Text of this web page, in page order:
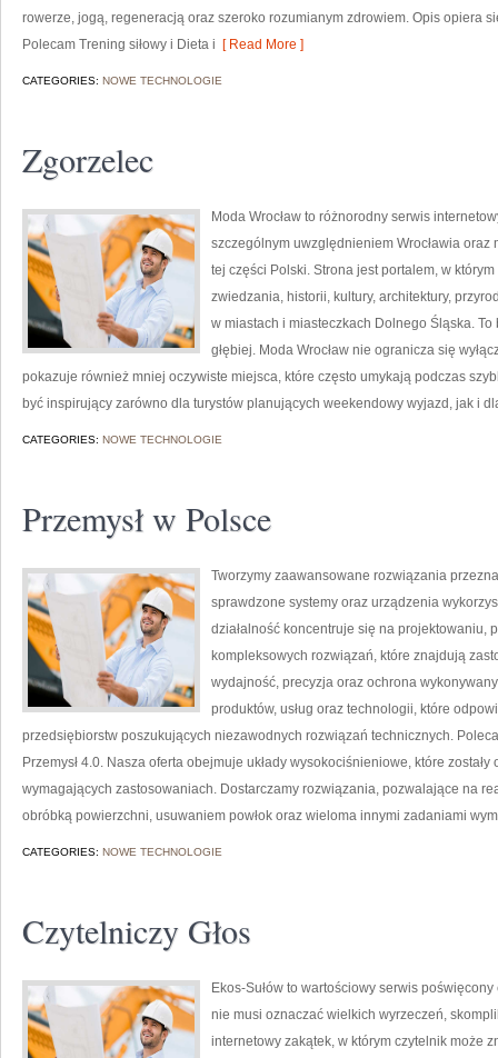
rowerze, jogą, regeneracją oraz szeroko rozumianym zdrowiem. Opis opiera
Polecam Trening siłowy i Dieta i [ Read More ]
CATEGORIES: NOWE TECHNOLOGIE
Zgorzelec
Moda Wrocław to różnorodny serwis
szczególnym uwzględnieniem Wrocławia
tej części Polski. Strona jest portalem, w
zwiedzania, historii, kultury, architektury,
w miastach i miasteczkach Dolnego Śląska.
głębiej. Moda Wrocław nie ogranicza się
pokazuje również mniej oczywiste miejsca, które często umykają podczas
być inspirujący zarówno dla turystów planujących weekendowy wyjazd, jak i
CATEGORIES: NOWE TECHNOLOGIE
Przemysł w Polsce
Tworzymy zaawansowane rozwiązania
sprawdzone systemy oraz urządzenia
działalność koncentruje się na projektowaniu,
kompleksowych rozwiązań, które znajdują
wydajność, precyzja oraz ochrona
produktów, usług oraz technologii, które
przedsiębiorstw poszukujących niezawodnych rozwiązań technicznych.
Przemysł 4.0. Nasza oferta obejmuje układy wysokociśnieniowe, które
wymagających zastosowaniach. Dostarczamy rozwiązania, pozwalające na
obróbką powierzchni, usuwaniem powłok oraz wieloma innymi zadaniami
CATEGORIES: NOWE TECHNOLOGIE
Czytelniczy Głos
Ekos-Sułów to wartościowy serwis
nie musi oznaczać wielkich wyrzeczeń,
internetowy zakątek, w którym czytelnik może